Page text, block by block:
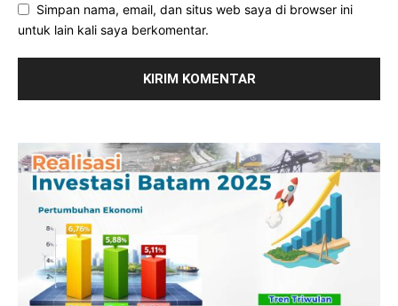
Simpan nama, email, dan situs web saya di browser ini
untuk lain kali saya berkomentar.